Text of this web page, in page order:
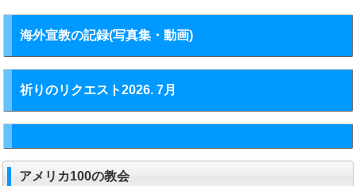
海外宣教の記録(写真集・動画)
祈りのリクエスト2026. 7月
アメリカ100の教会